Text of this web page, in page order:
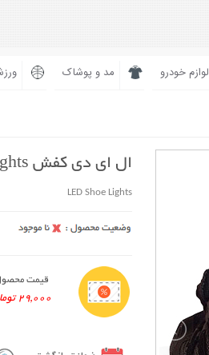
لوازم خودرو مد و پوشاک
ال ای دی کفش LED Shoe Lights
LED Shoe Lights
قیمت
29,000 تومان